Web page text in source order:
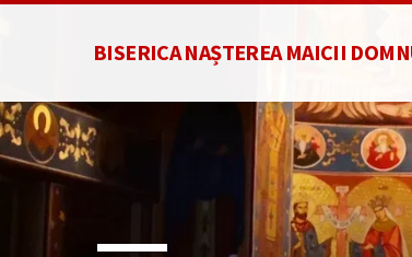
BISERICA NAȘTEREA MAICII